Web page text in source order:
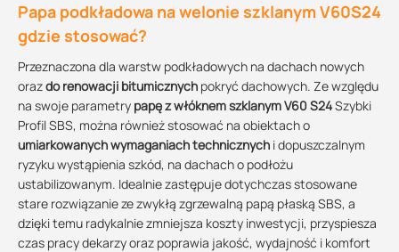
Papa podkładowa na welonie szklanym V60S24
gdzie stosować?
Przeznaczona dla warstw podkładowych na dachach nowych
orazdo renowacji bitumicznych pokryć dachowych. Ze względu
na swoje parametry papę z włóknem szklanym V60 S24Szybki
Profil SBS, można również stosować na obiektach o
umiarkowanych wymaganiach technicznych i dopuszczalnym
ryzyku wystąpienia szkód, na dachach o podłożu
ustabilizowanym. Idealnie zastępuje dotychczas stosowane
stare rozwiązanie ze zwykłą zgrzewalną papą płaską SBS, a
dzięki temu radykalnie zmniejsza koszty inwestycji, przyspiesza
czas pracy dekarzy oraz poprawia jakość, wydajność i komfort